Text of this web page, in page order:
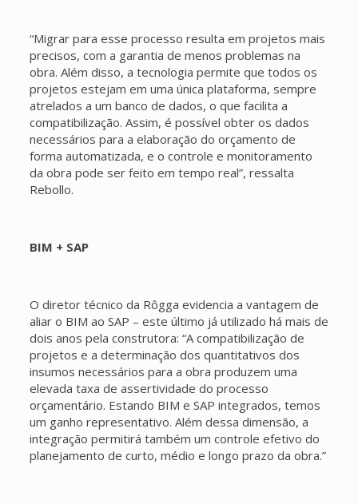
“Migrar para esse processo resulta em projetos mais
precisos, com a garantia de menos problemas na
obra. Além disso, a tecnologia permite que todos os
projetos estejam em uma única plataforma, sempre
atrelados a um banco de dados, o que facilita a
compatibilização. Assim, é possível obter os dados
necessários para a elaboração do orçamento de
forma automatizada, e o controle e monitoramento
da obra pode ser feito em tempo real”, ressalta
Rebollo.
BIM + SAP
O diretor técnico da Rôgga evidencia a vantagem de
aliar o BIM ao SAP – este último já utilizado há mais de
dois anos pela construtora: “A compatibilização de
projetos e a determinação dos quantitativos dos
insumos necessários para a obra produzem uma
elevada taxa de assertividade do processo
orçamentário. Estando BIM e SAP integrados, temos
um ganho representativo. Além dessa dimensão, a
integração permitirá também um controle efetivo do
planejamento de curto, médio e longo prazo da obra.”